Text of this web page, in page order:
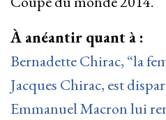
À anéantir quant à :
Bernadette Chirac, “la
Jacques Chirac, est
Emmanuel Macron lui